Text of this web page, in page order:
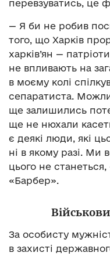
перевзуватись, це
— Я би не робив
того, що Харків
харків’ян —
не впливають на
в моєму колі
сепаратиста.
ще залишились
ще не нюхали
є деякі люди, які
ні в якому разі. Ми
цього не
«Барбер».
За особисту
в захисті